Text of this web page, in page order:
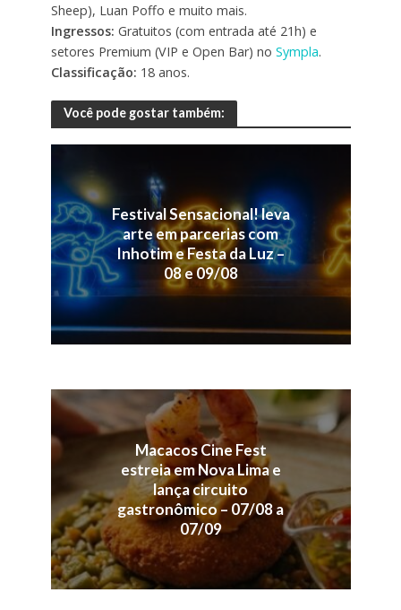
Sheep), Luan Poffo e muito mais.
Ingressos: Gratuitos (com entrada até 21h) e
setores Premium (VIP e Open Bar) no Sympla.
Classificação: 18 anos.
Você pode gostar também:
Festival Sensacional! leva
arte em parcerias com
Inhotim e Festa da Luz –
08 e 09/08
Macacos Cine Fest
estreia em Nova Lima e
lança circuito
gastronômico – 07/08 a
07/09